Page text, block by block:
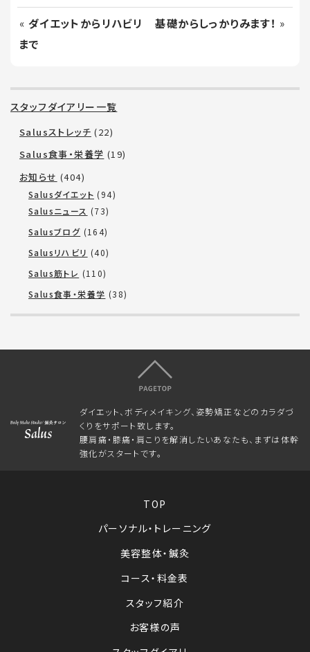
« ダイエットからリハビリ
まで
基礎からしっかりみます！ »
スタッフダイアリー一覧
Salusストレッチ (22)
Salus食事・栄養学 (19)
お知らせ (404)
Salusダイエット (94)
Salusニュース (73)
Salusブログ (164)
Salusリハビリ (40)
Salus筋トレ (110)
Salus食事・栄養学 (38)
ダイエット、ボディメイキング、姿勢矯正などのカラダづ
くりをサポート致します。
腰肩痛・膝痛・肩こりを解消したいあなたも、まずは体幹
強化がスタートです。
TOP
パーソナル・トレーニング
美容整体・鍼灸
コース・料金表
スタッフ紹介
お客様の声